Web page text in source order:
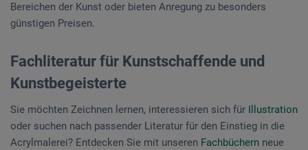
Bereichen der Kunst oder bieten Anregung zu besonders
günstigen Preisen.
Fachliteratur für Kunstschaffende und
Kunstbegeisterte
Sie möchten Zeichnen lernen, interessieren sich für
Illustration
oder suchen nach passender Literatur für den Einstieg in die
Acrylmalerei? Entdecken Sie mit unseren Fachbüchern neue